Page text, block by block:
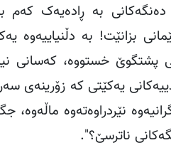
بە ڕادەیەک کەم
بزانێت! بە دڵنیاییەوە
پشتگوێ خستووە، کەسانی
یەکێتی کە زۆرینەی
نێردراوەتەوە
ناترسێ؟".